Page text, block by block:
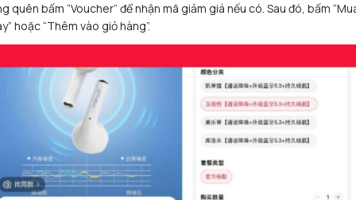
quên bấm “Voucher” để nhận mã giảm giá nếu có. Sau đó, bấm
hoặc “Thêm vào giỏ hàng”.